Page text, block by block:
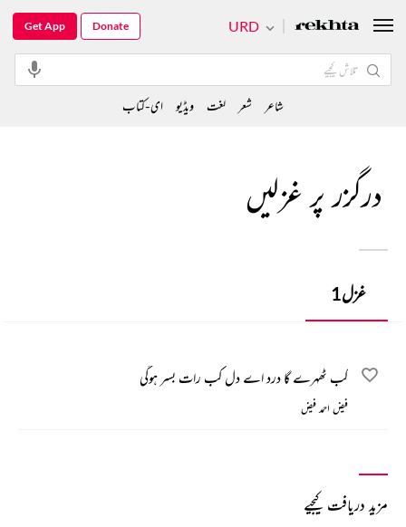
درگزر پر غزلیں
غزل1
کب ٹھہرے گا درد اے دل کب رات بسر ہوگی
فیض احمد فیض
مزید دریافت کیجیے
URD
Get App Donate
شاعر شعر لغت ویڈیو ای-کتاب